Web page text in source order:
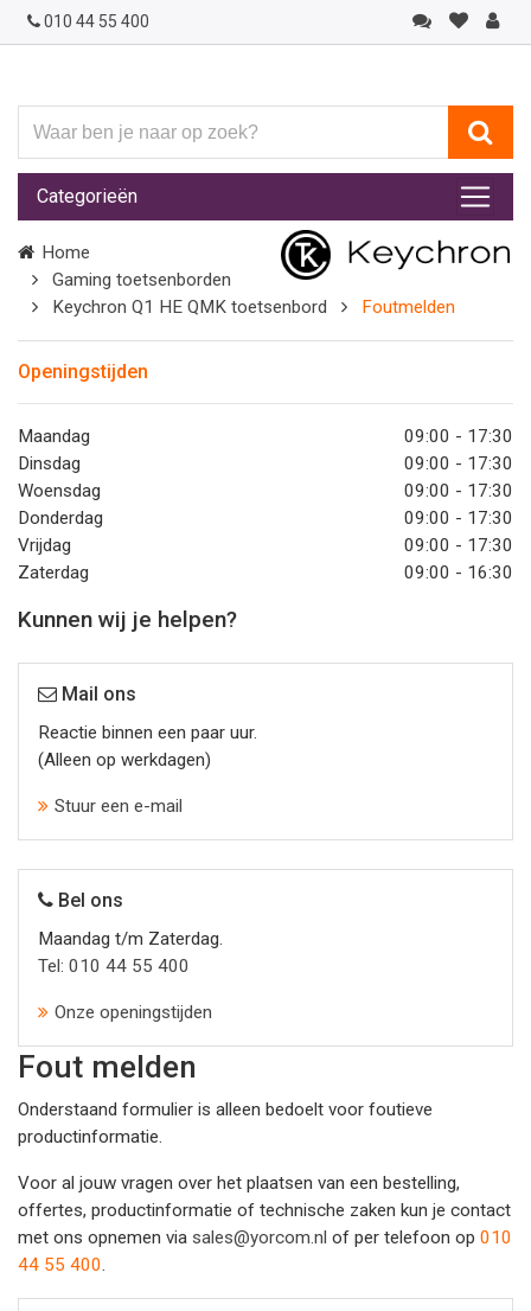
010 44 55 400
ben
je
naar
op
zoek?
Categorieën
Home
Gaming toetsenborden
Keychron Q1 HE QMK toetsenbord
Foutmelden
Openingstijden
Maandag
09:00 - 17:30
Dinsdag
09:00 - 17:30
Woensdag
09:00 - 17:30
Donderdag
09:00 - 17:30
Vrijdag
09:00 - 17:30
Zaterdag
09:00 - 16:30
Kunnen wij je helpen?
Mail ons
Reactie binnen een paar uur.
(Alleen op werkdagen)
Stuur een e-mail
Bel ons
Maandag t/m Zaterdag.
Tel: 010 44 55 400
Onze openingstijden
Fout melden
Onderstaand formulier is alleen bedoelt voor foutieve
productinformatie.
Voor al jouw vragen over het plaatsen van een bestelling,
offertes, productinformatie of technische zaken kun je contact
met ons opnemen via sales@yorcom.nl of per telefoon op 010
44 55 400.